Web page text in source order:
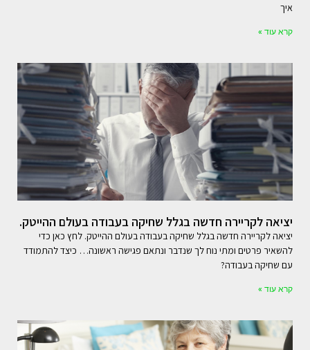
איך
קרא עוד »
יציאה לקריירה חדשה בגלל שחיקה בעבודה בעולם ההייטק.
יציאה לקריירה חדשה בגלל שחיקה בעבודה בעולם ההייטק. לחץ כאן כדי
להשאיר פרטים ומתי נוח לך שנדבר ונתאם פגישה ראשונה… כיצד להתמודד
עם שחיקה בעבודה?
קרא עוד »